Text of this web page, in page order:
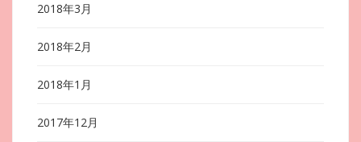
2018年3月
2018年2月
2018年1月
2017年12月